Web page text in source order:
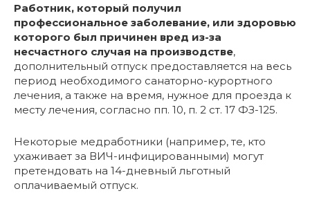
Работник, который получил
профессиональное заболевание, или здоровью
которого был причинен вред из-за
несчастного случая на производстве,
дополнительный отпуск предоставляется на весь
период необходимого санаторно-курортного
лечения, а также на время, нужное для проезда к
месту лечения, согласно пп. 10, п. 2 ст. 17 ФЗ-125.
Некоторые медработники (например, те, кто
ухаживает за ВИЧ-инфицированными) могут
претендовать на 14-дневный льготный
оплачиваемый отпуск.